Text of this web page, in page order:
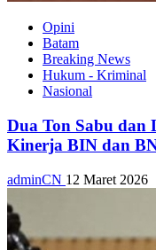
Opini
Batam
Breaking News
Hukum - Kriminal
Nasional
Dua Ton Sabu dan
Kinerja BIN dan
adminCN 12 Maret 2026